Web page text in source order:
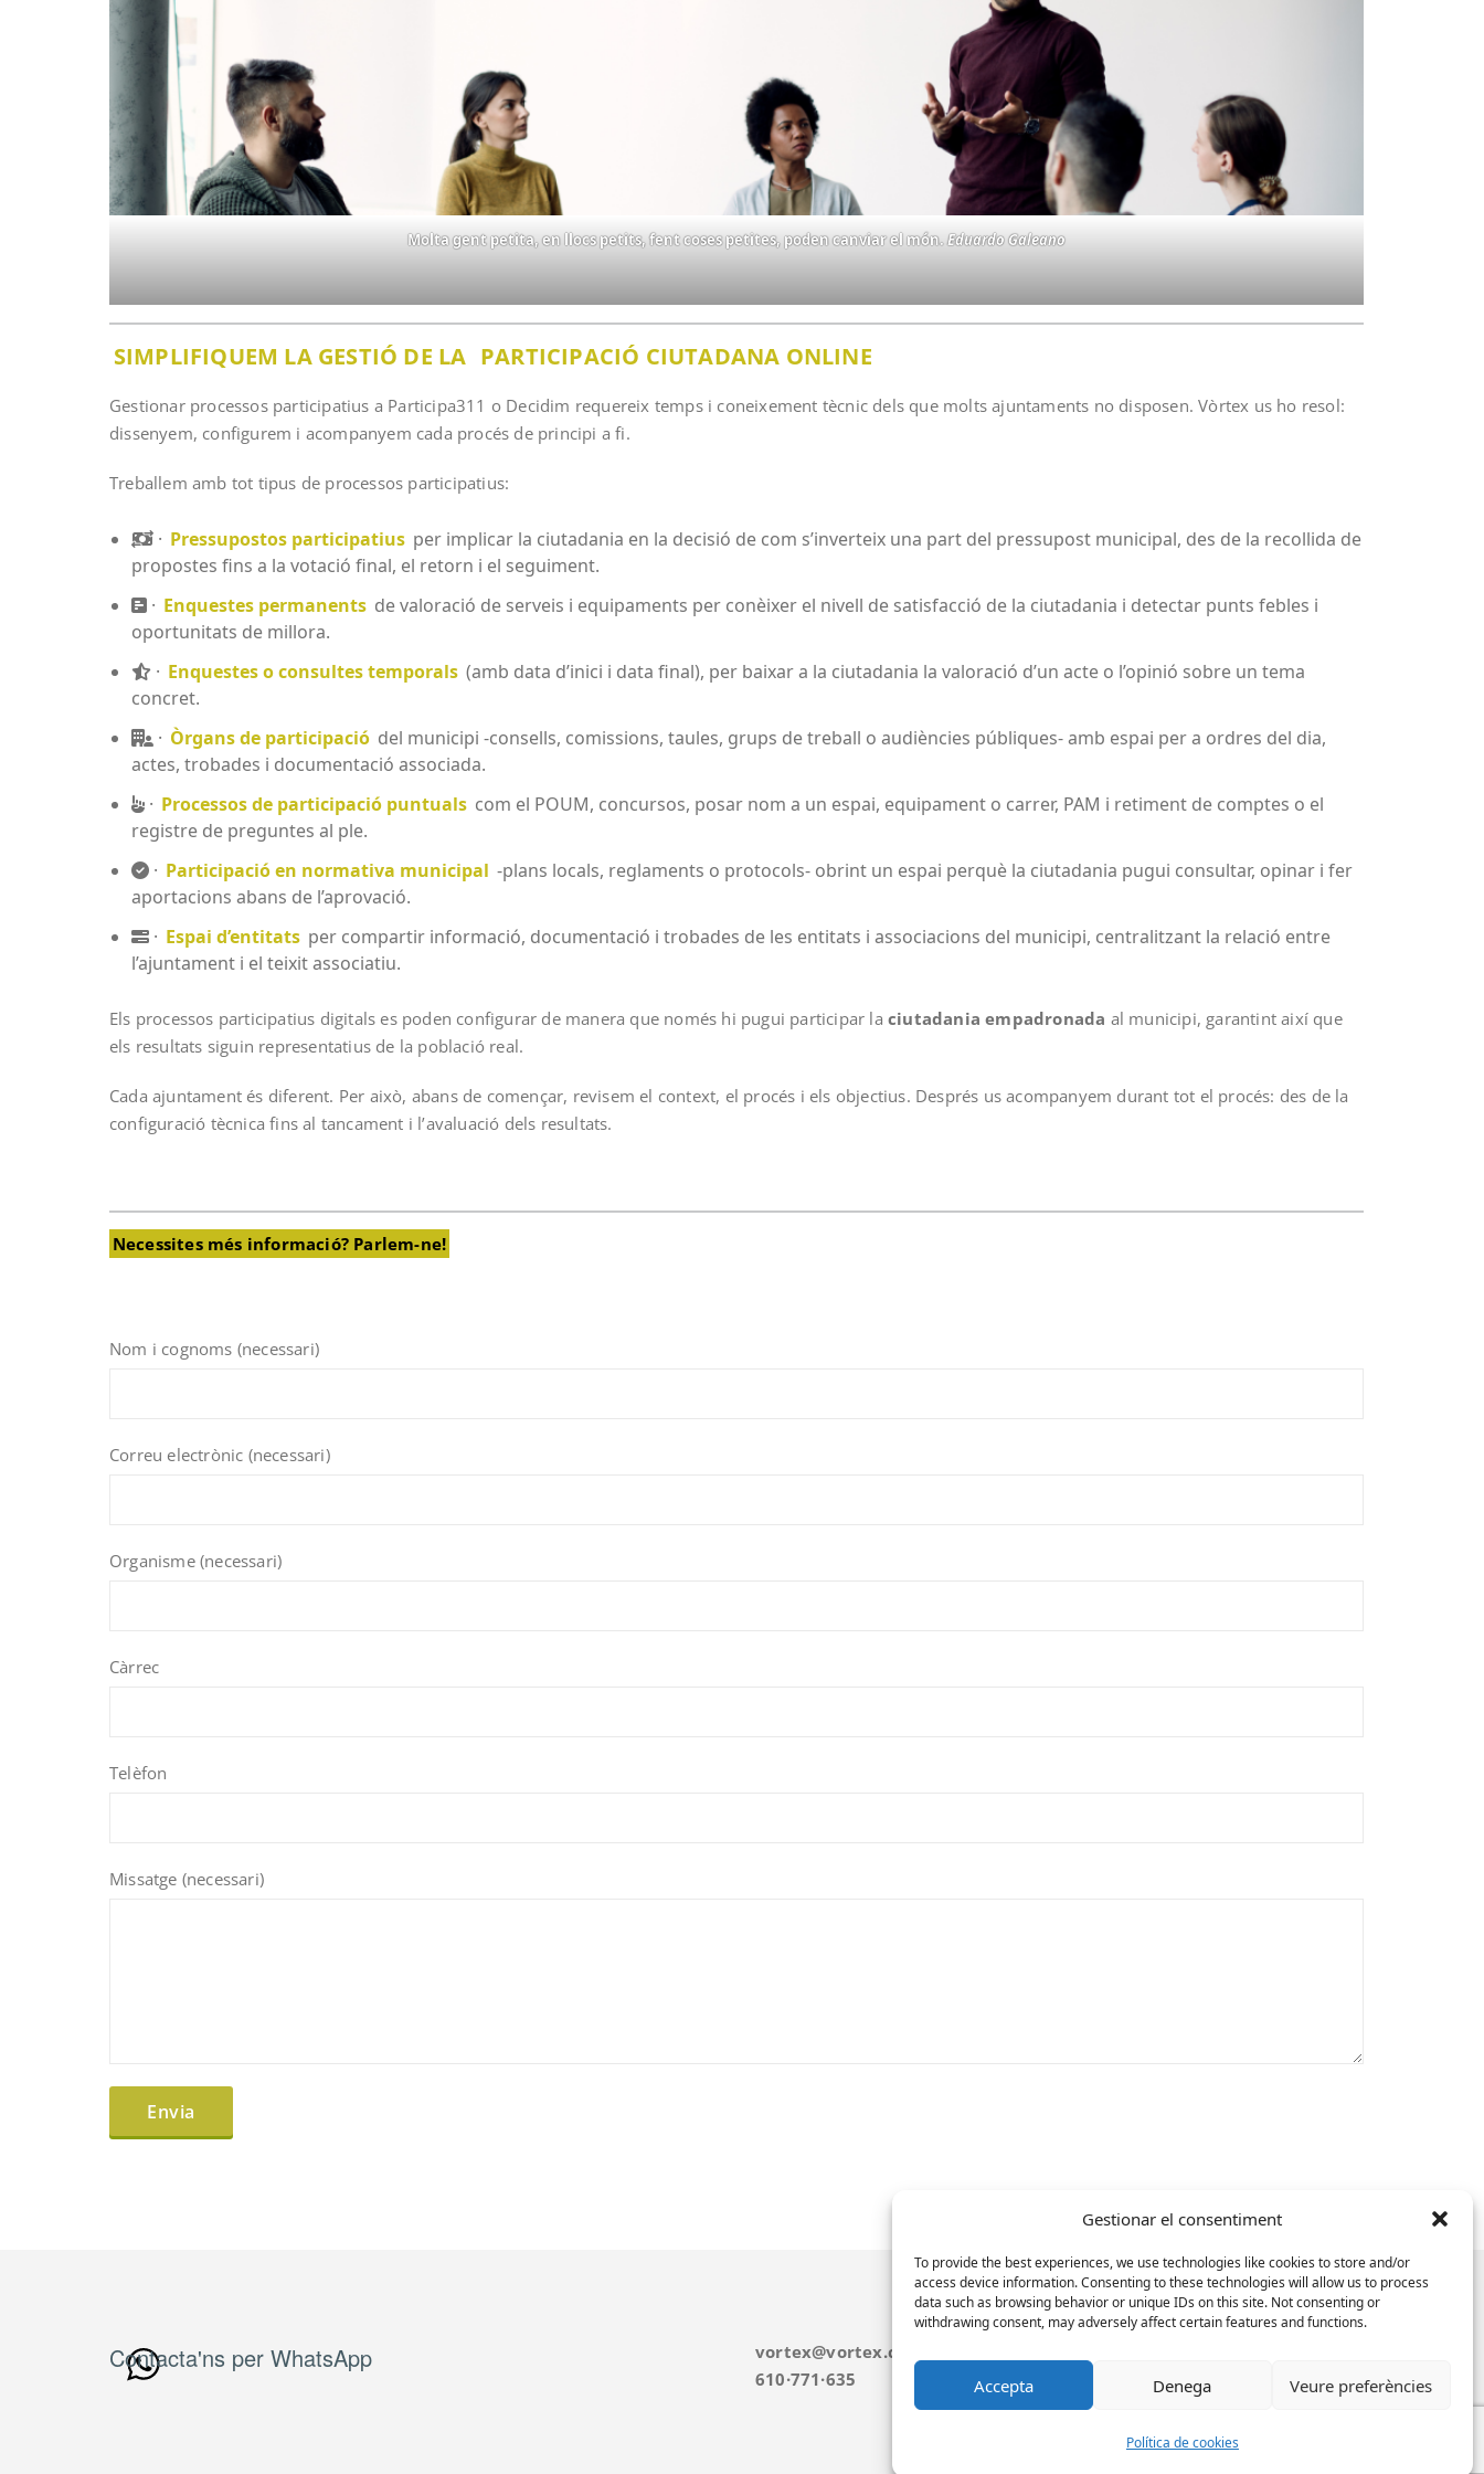
Gestionar el consentiment
To provide the best experiences, we use technologies like cookies to store and/or
access device information. Consenting to these technologies will allow us to process
data such as browsing behavior or unique IDs on this site. Not consenting or
withdrawing consent, may adversely affect certain features and functions.
Accepta Denega Veure preferències
Política de cookies
Molta gent petita, en llocs petits, fent coses petites, poden canviar el món.Eduardo Galeano
SIMPLIFIQUEM LA GESTIÓ DE LA PARTICIPACIÓ CIUTADANA ONLINE
Gestionar processos participatius a Participa311 o Decidim requereix temps i coneixement tècnic dels que molts ajuntaments no disposen. Vòrtex us ho resol:
dissenyem, configurem i acompanyem cada procés de principi a fi.
Treballem amb tot tipus de processos participatius:
· Pressupostos participatius per implicar la ciutadania en la decisió de com s’inverteix una part del pressupost municipal, des de la recollida de
propostes fins a la votació final, el retorn i el seguiment.
· Enquestes permanents de valoració de serveis i equipaments per conèixer el nivell de satisfacció de la ciutadania i detectar punts febles i
oportunitats de millora.
· Enquestes o consultes temporals (amb data d’inici i data final), per baixar a la ciutadania la valoració d’un acte o l’opinió sobre un tema
concret.
· Òrgans de participació del municipi -consells, comissions, taules, grups de treball o audiències públiques- amb espai per a ordres del dia,
actes, trobades i documentació associada.
· Processos de participació puntuals com el POUM, concursos, posar nom a un espai, equipament o carrer, PAM i retiment de comptes o el
registre de preguntes al ple.
· Participació en normativa municipal -plans locals, reglaments o protocols- obrint un espai perquè la ciutadania pugui consultar, opinar i fer
aportacions abans de l’aprovació.
· Espai d’entitats per compartir informació, documentació i trobades de les entitats i associacions del municipi, centralitzant la relació entre
l’ajuntament i el teixit associatiu.
Els processos participatius digitals es poden configurar de manera que només hi pugui participar la ciutadania empadronada al municipi, garantint així que
els resultats siguin representatius de la població real.
Cada ajuntament és diferent. Per això, abans de començar, revisem el context, el procés i els objectius. Després us acompanyem durant tot el procés: des de la
configuració tècnica fins al tancament i l’avaluació dels resultats.
Necessites més informació? Parlem-ne!
Nom i cognoms (necessari)
Correu electrònic (necessari)
Organisme (necessari)
Càrrec
Telèfon
Missatge (necessari)
Contacta'ns per WhatsApp
vortex@vortex.cat
610·771·635